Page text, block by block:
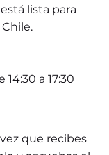
lista para
14:30 a 17:30
que recibes